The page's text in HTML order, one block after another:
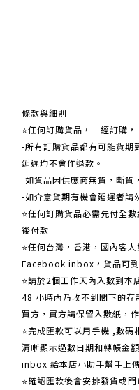
條款與細則
⭐任何訂購貨品，一經訂購
-所有訂購貨品都有可能貨期
延遲均不會作退款。
-如貨品因供應商無貨，斷貨
-如介意貨期有機會延遲者請
⭐任何訂購貨品必需先付全
後付款
⭐任何台灣，香港，國內客
Facebook inbox，貨品可
​​⭐請於2個工作天內入數到
48 小時內乃收不到閣下的
買方，買方請保留入數紙，
⭐完成匯款可以用手機 ,數
清晰顯示過數日期和轉帳金
inbox 給本店小助手幫手上
⭐確認匯款後會安排發貨或